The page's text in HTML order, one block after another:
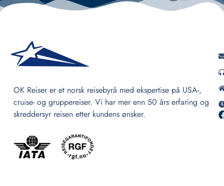
OK Reiser er et norsk reisebyrå med ekspertise på USA-,
cruise- og gruppereiser. Vi har mer enn 50 års erfaring og
skreddersyr reisen etter kundens ønsker.